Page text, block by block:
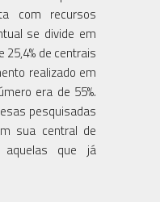
com recursos
se divide em
25,4% de centrais
realizado em
era de 55%.
pesquisadas
sua central de
aquelas que já